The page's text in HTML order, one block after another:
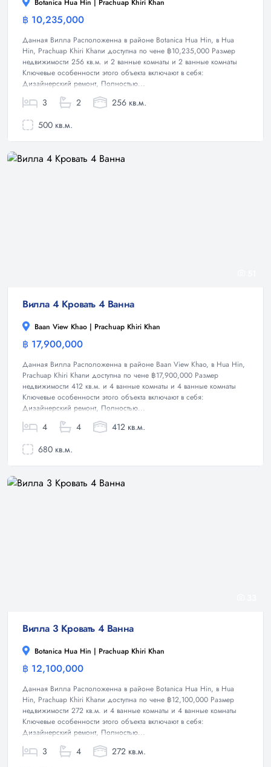
Botanica Hua Hin | Prachuap Khiri Khan
฿ 10,235,000
Данная Вилла Расположенна в районе Botanica Hua Hin, в Hua
Hin, Prachuap Khiri Khanи доступна по чене ฿10,235,000 Размер
недвижимости 256 кв.м. и 2 ванные комнаты и 2 ванные комнаты
Ключевые особенности этого объекта включают в себя:
Дизайнерский ремонт, Полностью...
3 2
256 кв.м.
500 кв.м.
Вилла 4 Кровать 4 Ванна
Baan View Khao | Prachuap Khiri Khan
฿ 17,900,000
Данная Вилла Расположенна в районе Baan View Khao, в Hua Hin,
Prachuap Khiri Khanи доступна по чене ฿17,900,000 Размер
недвижимости 412 кв.м. и 4 ванные комнаты и 4 ванные комнаты
Ключевые особенности этого объекта включают в себя:
Дизайнерский ремонт, Полностью...
4 4
412 кв.м.
680 кв.м.
Вилла 3 Кровать 4 Ванна
Botanica Hua Hin | Prachuap Khiri Khan
฿ 12,100,000
Данная Вилла Расположенна в районе Botanica Hua Hin, в Hua
Hin, Prachuap Khiri Khanи доступна по чене ฿12,100,000 Размер
недвижимости 272 кв.м. и 4 ванные комнаты и 4 ванные комнаты
Ключевые особенности этого объекта включают в себя:
Дизайнерский ремонт, Полностью...
3 4
272 кв.м.